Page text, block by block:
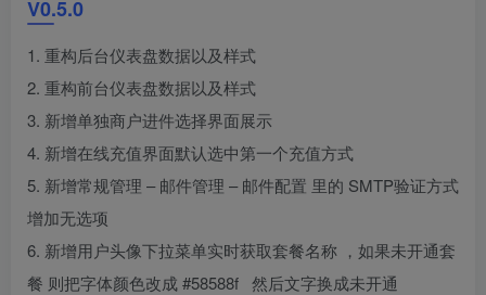
V0.5.0
1. 重构后台仪表盘数据以及样式
2. 重构前台仪表盘数据以及样式
3. 新增单独商户进件选择界面展示
4. 新增在线充值界面默认选中第一个充值方式
5. 新增常规管理 – 邮件管理 – 邮件配置 里的 SMTP验证方式
增加无选项
6. 新增用户头像下拉菜单实时获取套餐名称 ，如果未开通套
餐 则把字体颜色改成 #58588f 然后文字换成未开通